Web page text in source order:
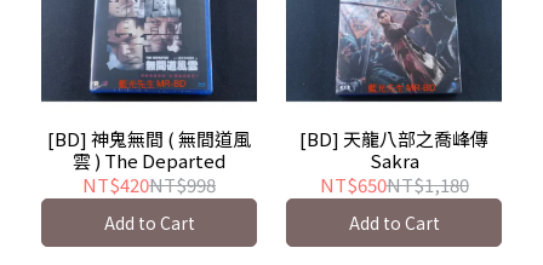
[BD] 神鬼無間 ( 無間道風
雲 ) The Departed
NT$420NT$998
Add to Cart
[BD] 天龍八部之喬峰傳
Sakra
NT$650NT$1,180
Add to Cart